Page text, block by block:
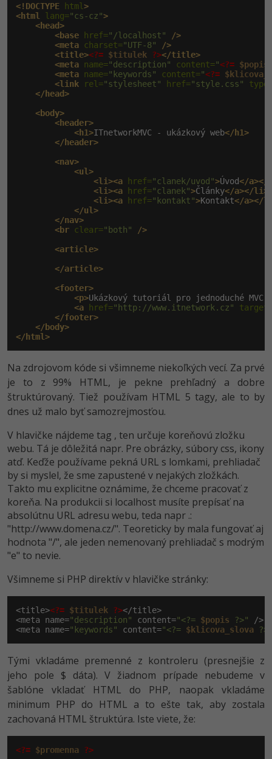
SEO -30%
UX
Business
MS Office -80%
Google Dokumenty
Time management
Fórum
Linux a UNIX
Siete
Kybernetická bezpečnost
Elektronický podpis
Windows
Adobe Illustrator
Adobe Lightroom -30%
Adobe XD -15%
Adobe After Effects
Blender
Inkscape
Fotografovanie
Video
Fórum
Médiá
<!DOCTYPE html >
<html
lang="cs-cz">
<head>
<base href="/localhost"
/>
<meta charset="UTF-8"
/>
<title><?= $titulek ?></title>
<meta name="description" content="<?= $popis
<meta name="keywords" content="<?=
<link rel="stylesheet" href="style.css"
</head>
<body>
<header>
<h1>ITnetworkMVC - ukázkový web</h1>
</header>
<nav>
<ul>
<li><a href="clanek/uvod">Úvod</
<li><a href="clanek">Články</a></li>
<li><a href="kontakt">Kontakt</a></
</ul>
</nav>
<br clear="both"
/>
<article>
</article>
<footer>
<p>Ukázkový tutoriál pro jednoduché
<a href="http://www.itnetwork.cz"
</footer>
</body>
</html>
Na zdrojovom kóde si všimneme niekoľkých vecí. Za prvé
je to z 99% HTML, je pekne prehľadný a dobre
štruktúrovaný. Tiež používam HTML 5 tagy, ale to by
dnes už malo byť samozrejmosťou.
V hlavičke nájdeme tag , ten určuje koreňovú zložku
webu. Tá je dôležitá napr. Pre obrázky, súbory css, ikony
atď. Keďže používame pekná URL s lomkami, prehliadač
by si myslel, že sme zapustené v nejakých zložkách.
Takto mu explicitne oznámime, že chceme pracovať z
koreňa. Na produkcii si localhost musíte prepísať na
absolútnu URL adresu webu, teda napr .:
"http://www.do­mena.cz/". Teoreticky by mala fungovať aj
hodnota "/", ale jeden nemenovaný prehliadač s modrým
"e" to nevie.
Všimneme si PHP direktív v hlavičke stránky:
<title><?= $titulek ?></title>
<meta name="description" content="<?= $popis ?>"
/>
<meta name="keywords" content="<?= $klicova_slova
Tými vkladáme premenné z kontroleru (presnejšie z
jeho pole $ dáta). V žiadnom prípade nebudeme v
šablóne vkladať HTML do PHP, naopak vkladáme
minimum PHP do HTML a to ešte tak, aby zostala
zachovaná HTML štruktúra. Iste viete, že:
<?= $promenna ?>